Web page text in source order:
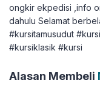
ongkir ekpedisi ,info
dahulu Selamat
#kursitamusudut
#kursiklasik #kursi
Alasan Membeli